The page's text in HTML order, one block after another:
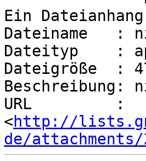
Ein
Dateiname   :
Dateityp    :
Dateigröße  :
Beschreibung:
URL         :
<http://
de/